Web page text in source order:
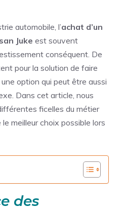
automobile, l’achat d’un
Juke est souvent
conséquent. De
pour la solution de faire
une option qui peut être aussi
Dans cet article, nous
ficelles du métier
meilleur choix possible lors
des